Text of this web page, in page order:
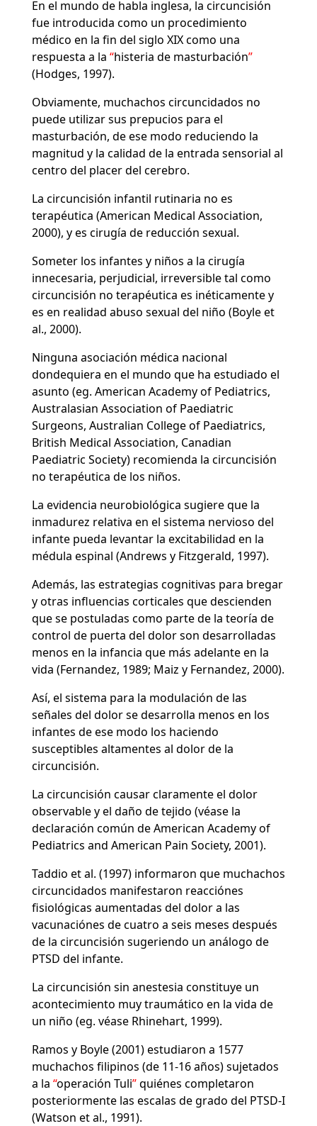
En el mundo de habla inglesa, la circuncisión
fue introducida como un procedimiento
médico en la fin del siglo XIX como una
respuesta a la histeria de masturbación
(Hodges, 1997).
Obviamente, muchachos circuncidados no
puede utilizar sus prepucios para el
masturbación, de ese modo reduciendo la
magnitud y la calidad de la entrada sensorial al
centro del placer del cerebro.
La circuncisión infantil rutinaria no es
terapéutica (American Medical Association,
2000), y es cirugía de reducción sexual.
Someter los infantes y niños a la cirugía
innecesaria, perjudicial, irreversible tal como
circuncisión no terapéutica es inéticamente y
es en realidad abuso sexual del niño (Boyle et
al., 2000).
Ninguna asociación médica nacional
dondequiera en el mundo que ha estudiado el
asunto (eg. American Academy of Pediatrics,
Australasian Association of Paediatric
Surgeons, Australian College of Paediatrics,
British Medical Association, Canadian
Paediatric Society) recomienda la circuncisión
no terapéutica de los niños.
La evidencia neurobiológica sugiere que la
inmadurez relativa en el sistema nervioso del
infante pueda levantar la excitabilidad en la
médula espinal (Andrews y Fitzgerald, 1997).
Además, las estrategias cognitivas para bregar
y otras influencias corticales que descienden
que se postuladas como parte de la teoría de
control de puerta del dolor son desarrolladas
menos en la infancia que más adelante en la
vida (Fernandez, 1989; Maiz y Fernandez, 2000).
Así, el sistema para la modulación de las
señales del dolor se desarrolla menos en los
infantes de ese modo los haciendo
susceptibles altamentes al dolor de la
circuncisión.
La circuncisión causar claramente el dolor
observable y el daño de tejido (véase la
declaración común de American Academy of
Pediatrics and American Pain Society, 2001).
Taddio et al. (1997) informaron que muchachos
circuncidados manifestaron reacciónes
fisiológicas aumentadas del dolor a las
vacunaciónes de cuatro a seis meses después
de la circuncisión sugeriendo un análogo de
PTSD del infante.
La circuncisión sin anestesia constituye un
acontecimiento muy traumático en la vida de
un niño (eg. véase Rhinehart, 1999).
Ramos y Boyle (2001) estudiaron a 1577
muchachos filipinos (de 11-16 años) sujetados
a la operación Tuli quiénes completaron
posteriormente las escalas de grado del PTSD-I
(Watson et al., 1991).